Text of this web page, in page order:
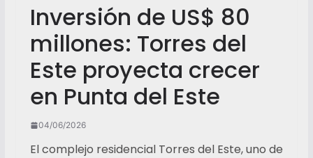
Inversión de US$ 80
millones: Torres del
Este proyecta crecer
en Punta del Este
04/06/2026
El complejo residencial Torres del Este, uno de